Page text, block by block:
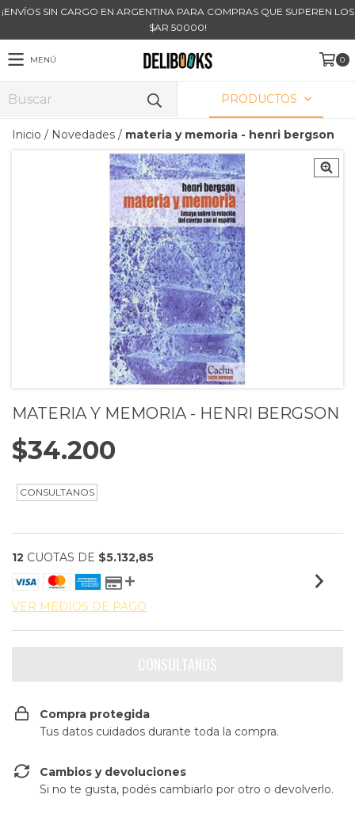
¡ENVÍOS SIN CARGO EN ARGENTINA PARA COMPRAS QUE SUPEREN LOS
$AR 50000!
MENÚ 0
PRODUCTOS
Inicio / Novedades / materia y memoria - henri bergson
MATERIA Y MEMORIA - HENRI BERGSON
$34.200
12 CUOTAS DE $5.132,85
VER MEDIOS DE PAGO
Compra protegida
Tus datos cuidados durante toda la compra.
Cambios y devoluciones
Si no te gusta, podés cambiarlo por otro o devolverlo.